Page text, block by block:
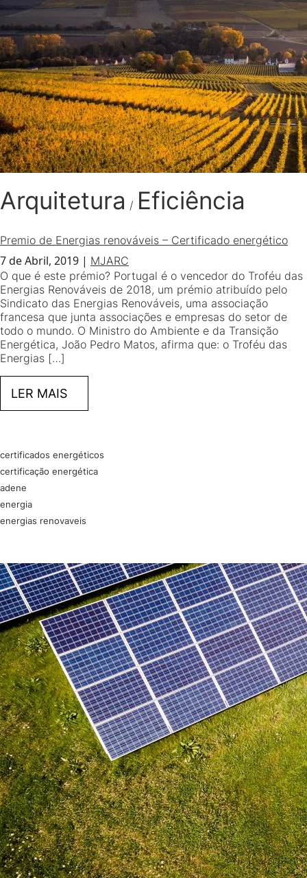
Arquitetura / Eficiência
Premio de Energias renováveis – Certificado energético
7 de Abril, 2019 | MJARC
O que é este prémio? Portugal é o vencedor do Troféu das
Energias Renováveis de 2018, um prémio atribuído pelo
Sindicato das Energias Renováveis, uma associação
francesa que junta associações e empresas do setor de
todo o mundo. O Ministro do Ambiente e da Transição
Energética, João Pedro Matos, afirma que: o Troféu das
Energias […]
LER MAIS
certificados energéticos
certificação energética
adene
energia
energias renovaveis